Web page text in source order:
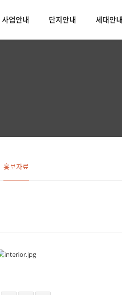
사업안내 단지안내 세대안내
홍보자료